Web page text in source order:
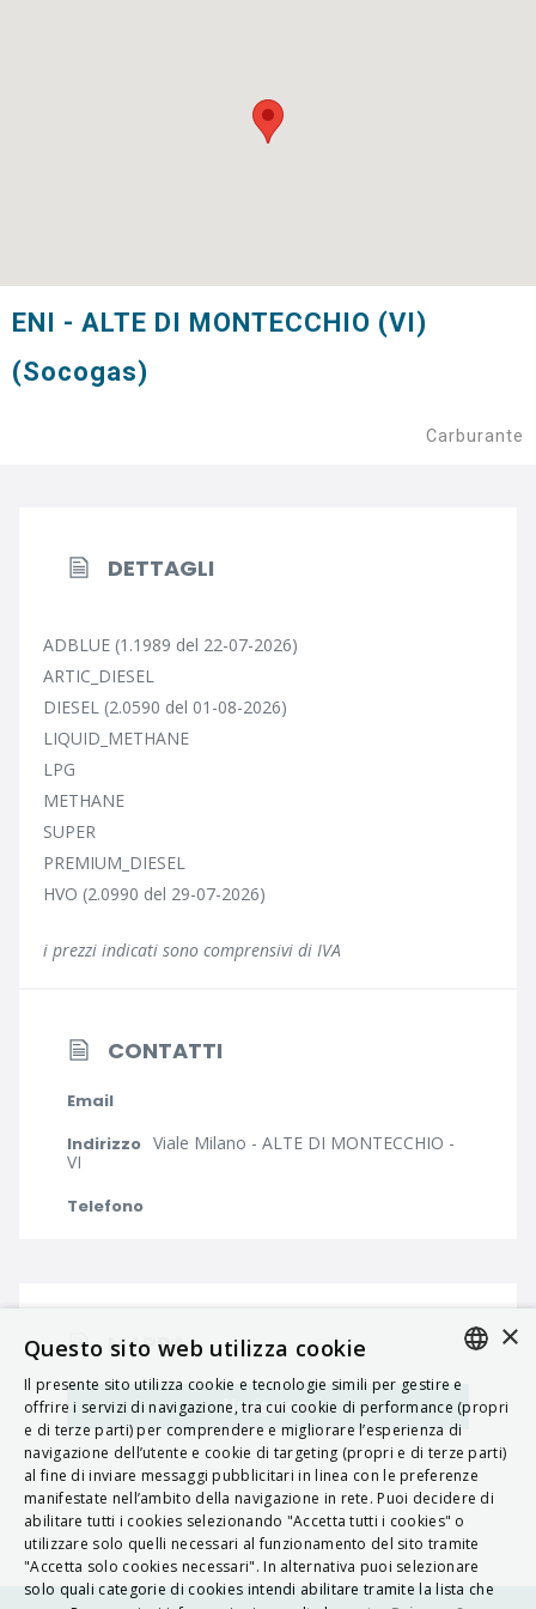
ENI - ALTE DI MONTECCHIO (VI)
(Socogas)
Carburante
DETTAGLI
ADBLUE (1.1989 del 22-07-2026)
ARTIC_DIESEL
DIESEL (2.0590 del 01-08-2026)
LIQUID_METHANE
LPG
METHANE
SUPER
PREMIUM_DIESEL
HVO (2.0990 del 29-07-2026)
i prezzi indicati sono comprensivi di IVA
CONTATTI
Email
Indirizzo Viale Milano - ALTE DI MONTECCHIO -
VI
Telefono
MAPPA
Navigatore ITALIAN
ENGLISH
FRENCH
HUNGARIAN
DEUTSCH
POLSKI
×
Questo sito web utilizza cookie
Il presente sito utilizza cookie e tecnologie simili per gestire e
offrire i servizi di navigazione, tra cui cookie di performance (propri
e di terze parti) per comprendere e migliorare l’esperienza di
navigazione dell’utente e cookie di targeting (propri e di terze parti)
al fine di inviare messaggi pubblicitari in linea con le preferenze
manifestate nell’ambito della navigazione in rete. Puoi decidere di
abilitare tutti i cookies selezionando "Accetta tutti i cookies" o
utilizzare solo quelli necessari al funzionamento del sito tramite
"Accetta solo cookies necessari". In alternativa puoi selezionare
solo quali categorie di cookies intendi abilitare tramite la lista che